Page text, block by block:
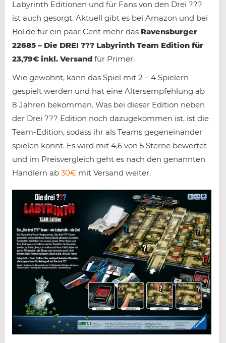
Labyrinth Editionen und für Fans von den Drei ???
ist auch gesorgt. Aktuell gibt es bei Amazon und bei
Bol.de für ein paar Cent mehr das Ravensburger
22685 – Die DREI ??? Labyrinth Team Edition für
23,79€ inkl. Versand für Primer.
Wie gewohnt, kann das Spiel mit 2 – 4 Spielern
gespielt werden und hat eine Altersempfehlung ab
8 Jahren bekommen. Was bei dieser Edition neben
der Drei ??? Edition noch dazugekommen ist, ist die
Team-Edition, sodass ihr als Teams gegeneinander
spielen könnt. Es wird mit 4,6 von 5 Sterne bewertet
und im Preisvergleich geht es nach den genannten
Händlern ab 30€ mit Versand weiter.